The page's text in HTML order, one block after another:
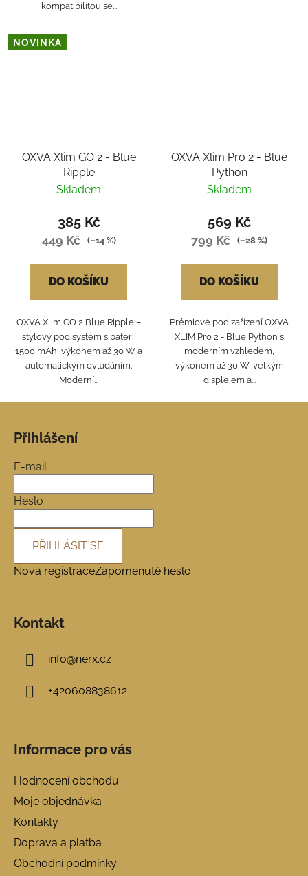
kompatibilitou se...
NOVINKA
OXVA Xlim GO 2 - Blue
Ripple
Skladem
385 Kč
449 Kč (–14 %)
DO KOŠÍKU
OXVA Xlim GO 2 Blue Ripple –
stylový pod systém s baterií
1500 mAh, výkonem až 30 W a
automatickým ovládáním.
Moderní...
OXVA Xlim Pro 2 - Blue
Python
Skladem
569 Kč
799 Kč (–28 %)
DO KOŠÍKU
Prémiové pod zařízení OXVA
XLIM Pro 2 - Blue Python s
moderním vzhledem,
výkonem až 30 W, velkým
displejem a...
Přihlášení
E-mail
Heslo
PŘIHLÁSIT SE
Nová registraceZapomenuté heslo
Kontakt
info@nerx.cz
+420608838612
Informace pro vás
Hodnocení obchodu
Moje objednávka
Kontakty
Doprava a platba
Obchodní podmínky